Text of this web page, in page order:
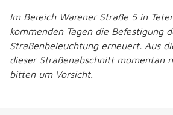
Im Bereich Warener Straße 5 in
kommenden Tagen die Befestigung
Straßenbeleuchtung erneuert. Aus
dieser Straßenabschnitt momentan
bitten um Vorsicht.